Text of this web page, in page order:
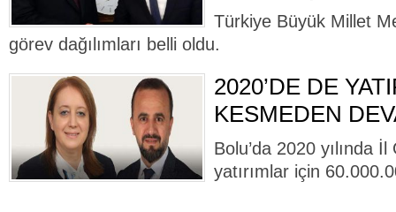
Türkiye Büyük Millet
görev dağılımları belli oldu.
2020’DE DE
KESMEDEN
Bolu’da 2020 yılında
yatırımlar için